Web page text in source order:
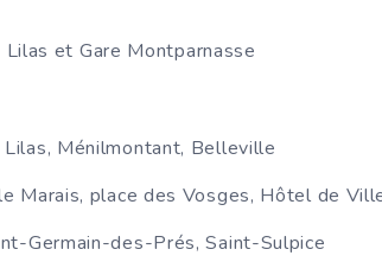
et Gare Montparnasse
Ménilmontant, Belleville
Marais, place des Vosges, Hôtel de
Germain-des-Prés, Saint-Sulpice